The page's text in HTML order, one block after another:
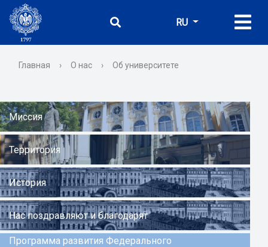
RU
Главная › О нас › Об университете
Миссия
Территория
История
Нас поздравляют и благодарят
Программа развития Федерального